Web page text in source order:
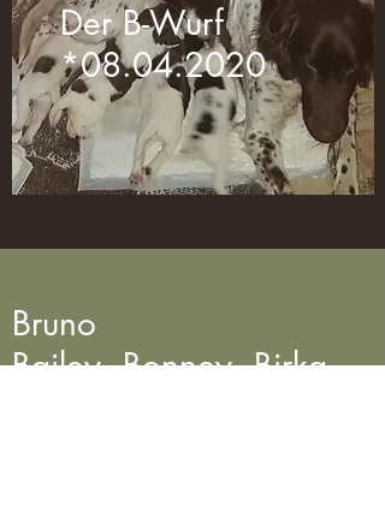
Bruno
Bailey, Bonney, Birka
Der B-Wurf
*08.04.2020